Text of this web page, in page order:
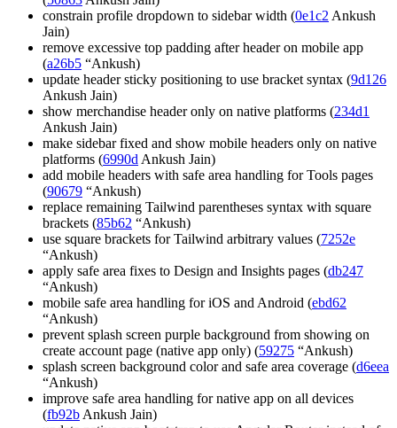
constrain profile dropdown to sidebar width (0e1c2 Ankush
Jain)
remove excessive top padding after header on mobile app
(a26b5 “Ankush)
update header sticky positioning to use bracket syntax (9d126
Ankush Jain)
show merchandise header only on native platforms (234d1
Ankush Jain)
make sidebar fixed and show mobile headers only on native
platforms (6990d Ankush Jain)
add mobile headers with safe area handling for Tools pages
(90679 “Ankush)
replace remaining Tailwind parentheses syntax with square
brackets (85b62 “Ankush)
use square brackets for Tailwind arbitrary values (7252e
“Ankush)
apply safe area fixes to Design and Insights pages (db247
“Ankush)
mobile safe area handling for iOS and Android (ebd62
“Ankush)
prevent splash screen purple background from showing on
create account page (native app only) (59275 “Ankush)
splash screen background color and safe area coverage (d6eea
“Ankush)
improve safe area handling for native app on all devices
(fb92b Ankush Jain)